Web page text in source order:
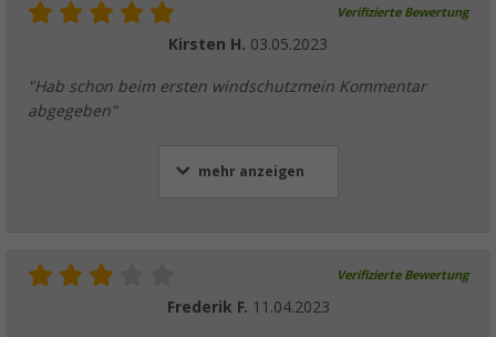
Verifizierte Bewertung
Kirsten H. 03.05.2023
"Hab schon beim ersten windschutzmein Kommentar
abgegeben"
mehr anzeigen
Verifizierte Bewertung
Frederik F. 11.04.2023